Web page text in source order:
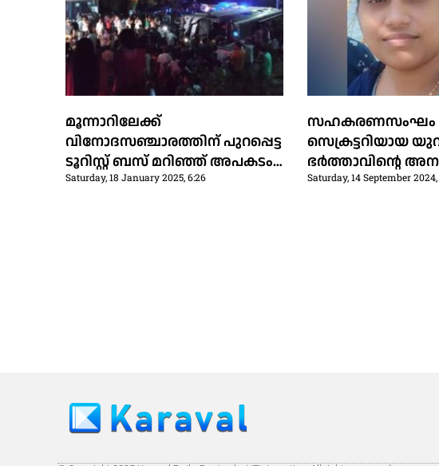
മൂന്നാറിലേക്ക്
വിനോദസഞ്ചാരത്തിന് പുറപ്പെട്ട
ടൂറിസ്റ്റ് ബസ് മറിഞ്ഞ് അപകടം:
ഒരാൾ മരിച്ചു; നിരവധി പേര്‍ക്ക്
Saturday, 18 January 2025, 6:26
സഹകരണസംഘം
സെക്രട്ടറിയായ
ഭര്‍ത്താവിന്റെ
വീട്ടില്‍
Saturday, 14 September 2024,